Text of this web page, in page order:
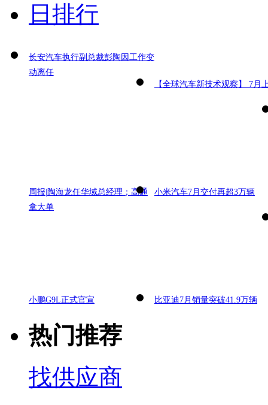
日排行
长安汽车执行副总裁彭陶因工作变
动离任
【全球汽车新技术观察】 7月
周报|陶海龙任华域总经理；高通
拿大单
小米汽车7月交付再超3万辆
小鹏G9L正式官宣 比亚迪7月销量突破41.9万辆
热门推荐
找供应商